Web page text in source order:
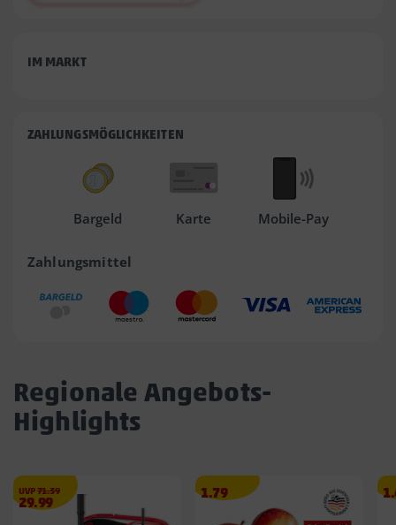
IM MARKT
ZAHLUNGSMÖGLICHKEITEN
Bargeld Karte Mobile-Pay
Zahlungsmittel
Regionale Angebots-
Highlights
UVP71.39€
Angebotspreis
29.99
29.99
Angebotspreis
1.79
1.79